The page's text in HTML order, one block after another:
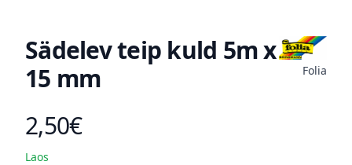
Sädelev teip kuld 5m x
15 mm
Folia
Toote hind
2,50€
Laos